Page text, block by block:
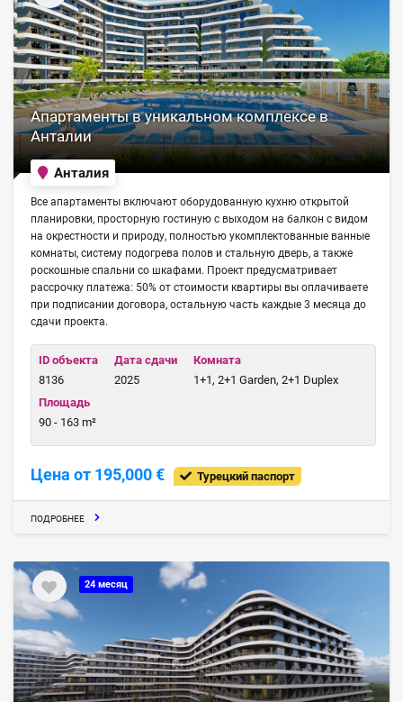
Апартаменты в уникальном комплексе в
Анталии
Анталия
Все апартаменты включают оборудованную кухню открытой
планировки, просторную гостиную с выходом на балкон с видом
на окрестности и природу, полностью укомплектованные ванные
комнаты, систему подогрева полов и стальную дверь, а также
роскошные спальни со шкафами. Проект предусматривает
рассрочку платежа: 50% от стоимости квартиры вы оплачиваете
при подписании договора, остальную часть каждые 3 месяца до
сдачи проекта.
ID объекта
8136
Дата сдачи
2025
Комната
1+1, 2+1 Garden, 2+1 Duplex
Площадь
90 - 163 m²
Цена от 195,000 € Турецкий паспорт
ПОДРОБНЕЕ
24 месяц